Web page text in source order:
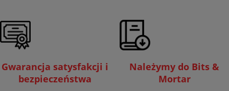
Gwarancja satysfakcji i
bezpieczeństwa
Należymy do Bits &
Mortar